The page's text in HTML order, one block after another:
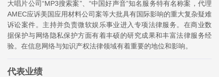
大唱片公司“MP3搜索案”、“中国好声音”知名服务特有名称案，代理
AMEC应诉美国应用材料公司案等大批具有国际影响的重大复杂疑难
诉讼案件。主持并负责微软娱乐事业进入专项法律服务。在商业数
据保护与网络隐私保护方面有着丰硕的研究成果和丰富法律服务经
验。在信息网络与知识产权法律领域有着重要的地位和影响。
代表业绩